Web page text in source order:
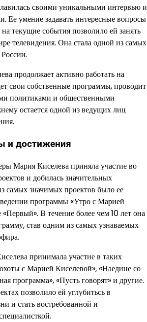
своими уникальными интервью и
Ее умение задавать интересные вопросы
текущие события позволило ей занять
телевидения. Она стала одной из самых
продолжает активно работать на
свои собственные программы, проводит
политиками и общественными
остается одной из ведущих лиц
и достижения
Мария Киселева приняла участие во
и добилась значительных
самых значимых проектов было ее
программы «Утро с Марией
В течение более чем 10 лет она
став одним из самых узнаваемых
принимала участие в таких
с Марией Киселевой», «Наедине со
программа», «Пусть говорят» и другие.
позволило ей углубитьсь в
и стать востребованной и